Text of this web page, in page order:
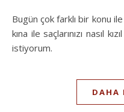
Bugün çok farklı bir konu ile karşınızdayım. Bugünkü yazımda;
kına ile saçlarınızı nasıl
istiyorum.
DAHA